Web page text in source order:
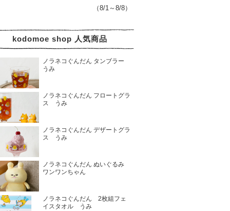
（8/1～8/8）
kodomoe shop 人気商品
ノラネコぐんだん タンブラー
うみ
ノラネコぐんだん フロートグラ
ス うみ
ノラネコぐんだん デザートグラ
ス うみ
ノラネコぐんだん ぬいぐるみ
ワンワンちゃん
ノラネコぐんだん 2枚組フェ
イスタオル うみ